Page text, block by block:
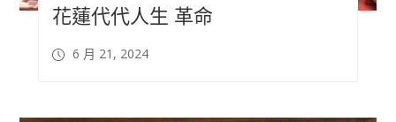
花蓮代代人生 革命
6 月 21, 2024